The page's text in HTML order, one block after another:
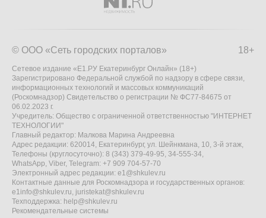
18+
© ООО «Сеть городских порталов»
Сетевое издание «Е1.РУ Екатеринбург Онлайн» (18+)
Зарегистрировано Федеральной службой по надзору в сфере связи,
информационных технологий и массовых коммуникаций
(Роскомнадзор) Свидетельство о регистрации № ФС77-84675 от
06.02.2023 г.
Учредитель: Общество с ограниченной ответственностью "ИНТЕРНЕТ
ТЕХНОЛОГИИ"
Главный редактор: Малкова Марина Андреевна
Адрес редакции: 620014, Екатеринбург, ул. Шейнкмана, 10, 3-й этаж,
Телефоны (круглосуточно): 8 (343) 379-49-95, 34-555-34,
WhatsApp, Viber, Telegram: +7 909 704-57-70
Электронный адрес редакции: e1@shkulev.ru
Контактные данные для Роскомнадзора и государственных органов:
e1info@shkulev.ru, juristekat@shkulev.ru
Техподдержка: help@shkulev.ru
Рекомендательные системы